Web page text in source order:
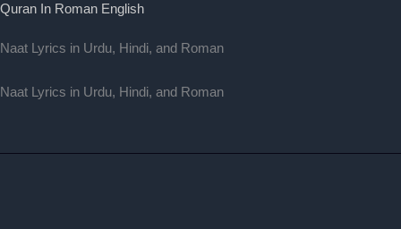
Quran In Roman English
Naat Lyrics in Urdu, Hindi, and Roman
Naat Lyrics in Urdu, Hindi, and Roman